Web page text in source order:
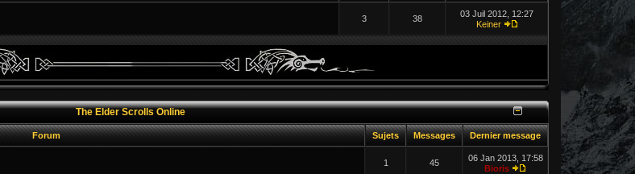
3 38
03 Juil 2012, 12:27
Keiner
The Elder Scrolls Online
Forum Sujets Messages Dernier message
1 45
06 Jan 2013, 17:58
Bioris